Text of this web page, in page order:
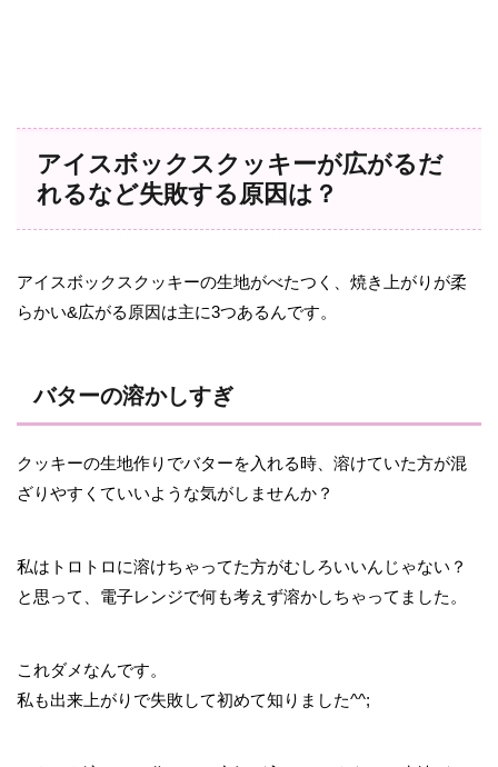
アイスボックスクッキーが広がるだ
れるなど失敗する原因は？
アイスボックスクッキーの生地がべたつく、焼き上がりが柔
らかい&広がる原因は主に3つあるんです。
バターの溶かしすぎ
クッキーの生地作りでバターを入れる時、溶けていた方が混
ざりやすくていいような気がしませんか？
私はトロトロに溶けちゃってた方がむしろいいんじゃない？
と思って、電子レンジで何も考えず溶かしちゃってました。
これダメなんです。
私も出来上がりで失敗して初めて知りました^^;